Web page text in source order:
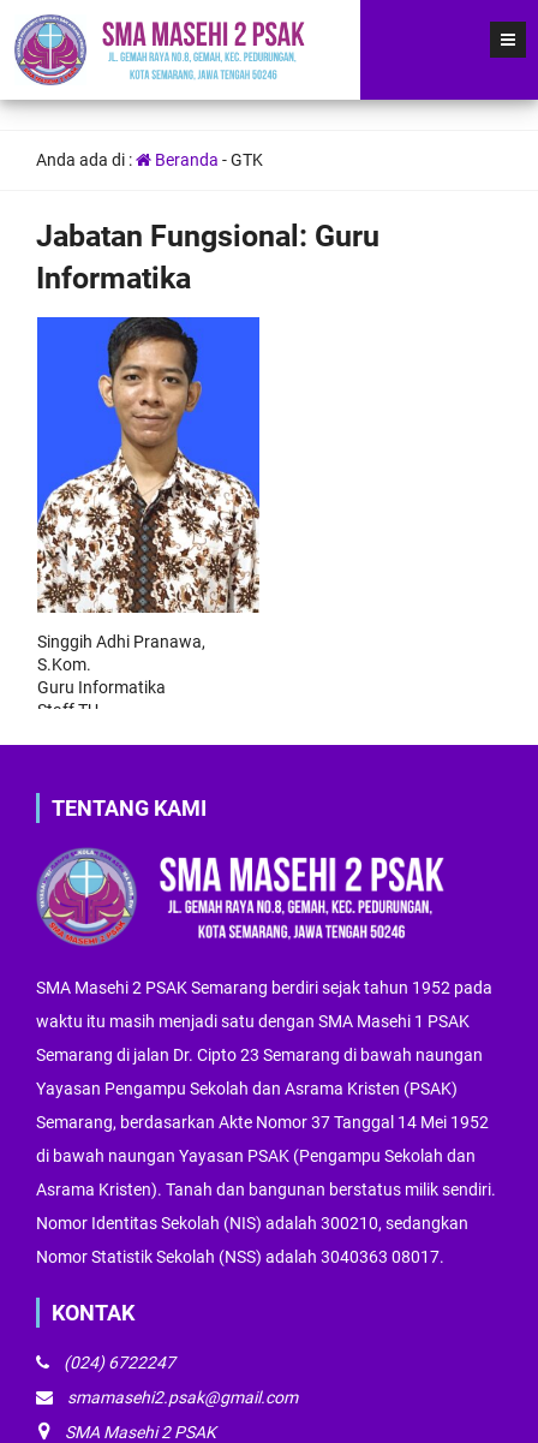
Anda ada di : Beranda -GTK
Jabatan Fungsional: Guru
Informatika
Singgih Adhi Pranawa,
S.Kom.
Guru Informatika
Staff TU
TENTANG KAMI
SMA Masehi 2 PSAK Semarang berdiri sejak tahun 1952 pada
waktu itu masih menjadi satu dengan SMA Masehi 1 PSAK
Semarang di jalan Dr. Cipto 23 Semarang di bawah naungan
Yayasan Pengampu Sekolah dan Asrama Kristen (PSAK)
Semarang, berdasarkan Akte Nomor 37 Tanggal 14 Mei 1952
di bawah naungan Yayasan PSAK (Pengampu Sekolah dan
Asrama Kristen). Tanah dan bangunan berstatus milik sendiri.
Nomor Identitas Sekolah (NIS) adalah 300210, sedangkan
Nomor Statistik Sekolah (NSS) adalah 3040363 08017.
KONTAK
(024) 6722247
smamasehi2.psak@gmail.com
SMA Masehi 2 PSAK